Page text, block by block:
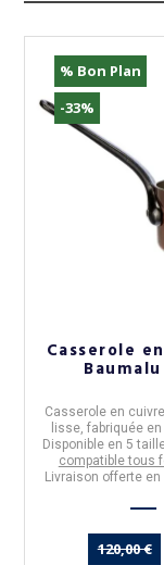
% Bon Plan
-33%
Casserole
Casserole en
lisse , fabriquée en
Disponible en 5
compatible tous
Livraison offerte
120,00 €